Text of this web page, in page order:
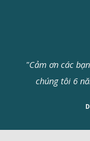
"Cảm ơn các
chúng tôi 6